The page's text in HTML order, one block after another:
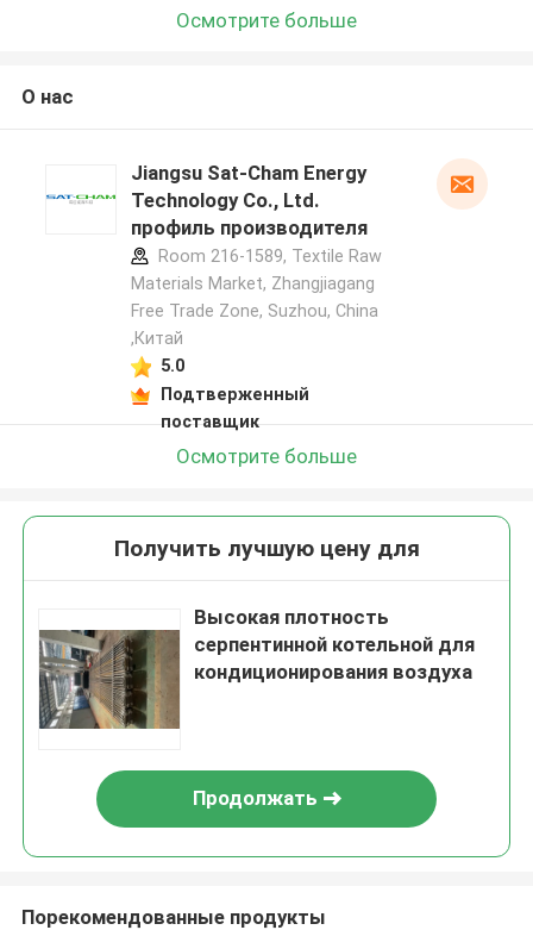
Осмотрите больше
О нас
Jiangsu Sat-Cham Energy
Technology Co., Ltd.
профиль производителя
Room 216-1589, Textile Raw
Materials Market, Zhangjiagang
Free Trade Zone, Suzhou, China
,Китай
5.0
Подтверженный
поставщик
Осмотрите больше
Получить лучшую цену для
Высокая плотность
серпентинной котельной для
кондиционирования воздуха
Продолжать
Порекомендованные продукты